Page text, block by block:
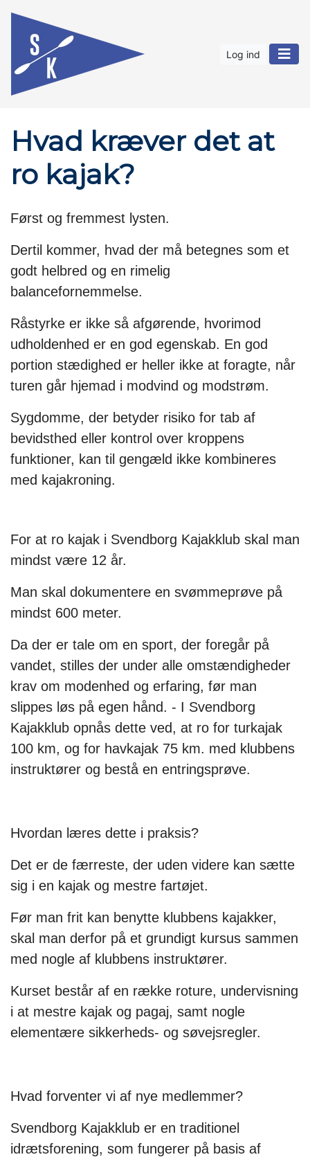
Log ind
Hvad kræver det at
ro kajak?
Først og fremmest lysten.
Dertil kommer, hvad der må betegnes som et
godt helbred og en rimelig
balancefornemmelse.
Råstyrke er ikke så afgørende, hvorimod
udholdenhed er en god egenskab. En god
portion stædighed er heller ikke at foragte, når
turen går hjemad i modvind og modstrøm.
Sygdomme, der betyder risiko for tab af
bevidsthed eller kontrol over kroppens
funktioner, kan til gengæld ikke kombineres
med kajakroning.
For at ro kajak i Svendborg Kajakklub skal man
mindst være 12 år.
Man skal dokumentere en svømmeprøve på
mindst 600 meter.
Da der er tale om en sport, der foregår på
vandet, stilles der under alle omstændigheder
krav om modenhed og erfaring, før man
slippes løs på egen hånd. - I Svendborg
Kajakklub opnås dette ved, at ro for turkajak
100 km, og for havkajak 75 km. med klubbens
instruktører og bestå en entringsprøve.
Hvordan læres dette i praksis?
Det er de færreste, der uden videre kan sætte
sig i en kajak og mestre fartøjet.
Før man frit kan benytte klubbens kajakker,
skal man derfor på et grundigt kursus sammen
med nogle af klubbens instruktører.
Kurset består af en række roture, undervisning
i at mestre kajak og pagaj, samt nogle
elementære sikkerheds- og søvejsregler.
Hvad forventer vi af nye medlemmer?
Svendborg Kajakklub er en traditionel
idrætsforening, som fungerer på basis af